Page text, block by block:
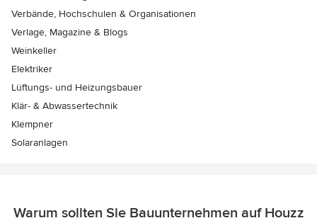
Verbände, Hochschulen & Organisationen
Verlage, Magazine & Blogs
Weinkeller
Elektriker
Lüftungs- und Heizungsbauer
Klär- & Abwassertechnik
Klempner
Solaranlagen
Warum sollten Sie Bauunternehmen auf Houzz